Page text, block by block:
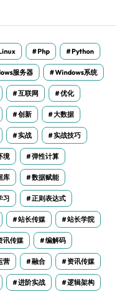
Php Python
服务器 Windows系统
互联网 优化
创新 大数据
实战 实战技巧
境 弹性计算
库 数据赋能
习 正则表达式
站长传媒 站长学院
讯传媒 编解码
营 融合 资讯传媒
进阶实战 逻辑架构